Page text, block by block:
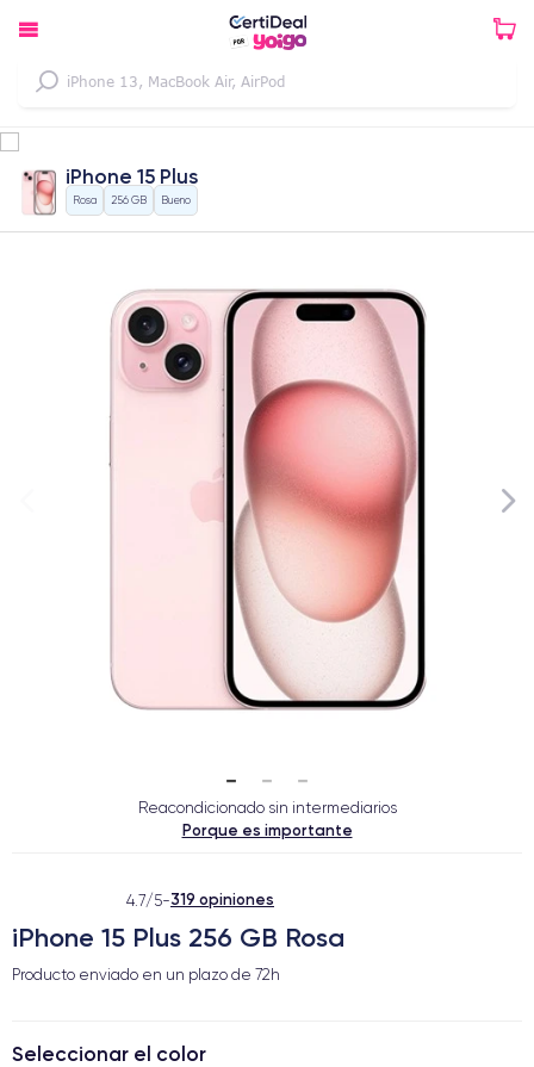
iPhone 15 Plus
Rosa 256 GB Bueno
Reacondicionado sin intermediarios
Porque es importante
4.7/5-319 opiniones
iPhone 15 Plus 256 GB Rosa
Producto enviado en un plazo de 72h
Seleccionar el color